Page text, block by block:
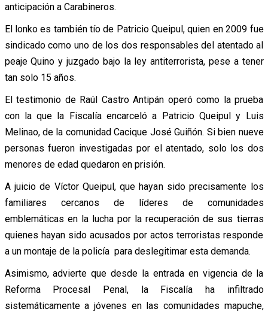
anticipación a Carabineros.
El lonko es también tío de Patricio Queipul, quien en 2009 fue
sindicado como uno de los dos responsables del atentado al
peaje Quino y juzgado bajo la ley antiterrorista, pese a tener
tan solo 15 años.
El testimonio de Raúl Castro Antipán operó como la prueba
con la que la Fiscalía encarceló a Patricio Queipul y Luis
Melinao, de la comunidad Cacique José Guiñón. Si bien nueve
personas fueron investigadas por el atentado, solo los dos
menores de edad quedaron en prisión.
A juicio de Víctor Queipul, que hayan sido precisamente los
familiares cercanos de líderes de comunidades
emblemáticas en la lucha por la recuperación de sus tierras
quienes hayan sido acusados por actos terroristas responde
a un montaje de la policía para deslegitimar esta demanda.
Asimismo, advierte que desde la entrada en vigencia de la
Reforma Procesal Penal, la Fiscalía ha infiltrado
sistemáticamente a jóvenes en las comunidades mapuche,